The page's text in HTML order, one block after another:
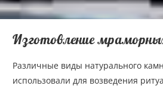
Изготовление
Различные виды натурального
использовали для возведения